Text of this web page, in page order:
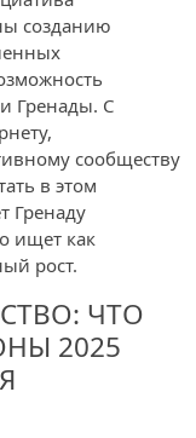
созданию
Гренады. С
сообществу
в этом
Гренаду
ищет как
рост.
ЧТО
2025